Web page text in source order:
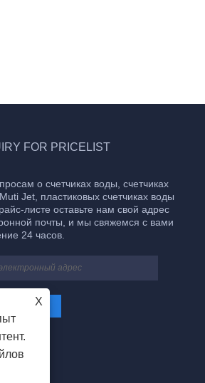
FOR PRICELIST
о счетчиках воды, счетчиках
Jet, пластиковых счетчиках воды
листе оставьте нам свой адрес
почты, и мы свяжемся с вами
24 часов.
Водосчетчик имеет следующие
характеристики
2023/09/21
Точное измерение: счетчик воды
для измерения расхода воды, таким
образом точно регистрируя количество
использованной воды.
X